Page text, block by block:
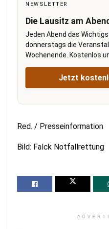
NEWSLETTER
Die Lausitz am
Jeden Abend das
donnerstags die
Wochenende. Kostenlos
Jetzt
Red. / Presseinformation
Bild: Falck Notfallrettung